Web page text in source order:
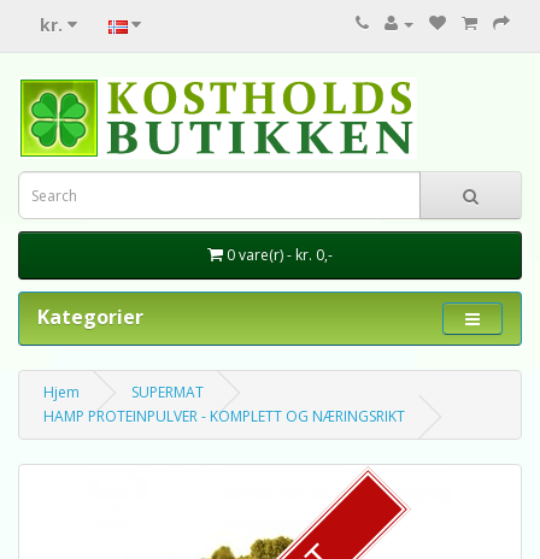
kr.
0 vare(r) - kr. 0,-
Kategorier
Hjem
SUPERMAT
HAMP PROTEINPULVER - KOMPLETT OG NÆRINGSRIKT